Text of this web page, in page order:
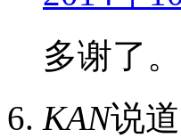
多谢了。
KAN说道